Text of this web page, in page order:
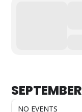
SEPTEMBER
NO EVENTS